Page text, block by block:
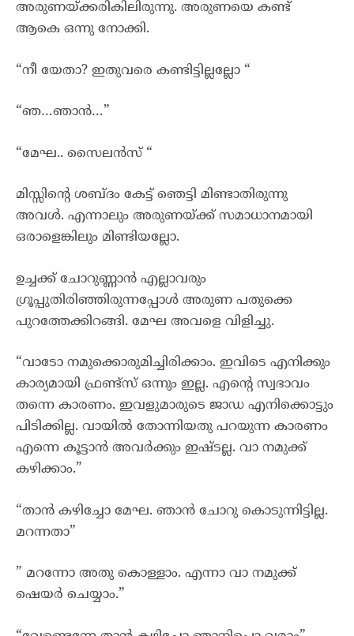
അരുണയ്ക്കരികിലിരുന്നു. അരുണയെ കണ്ട്
ആകെ ഒന്നു നോക്കി.
“നീ യേതാ? ഇതുവരെ കണ്ടിട്ടില്ലല്ലോ “
“ഞ…ഞാൻ…”
“മേഘ.. സൈലൻസ് “
മിസ്സിൻ്റെ ശബ്ദം കേട്ട് ഞെട്ടി മിണ്ടാതിരുന്നു
അവൾ. എന്നാലും അരുണയ്ക്ക് സമാധാനമായി
ഒരാളെങ്കിലും മിണ്ടിയല്ലോ.
ഉച്ചക്ക് ചോറുണ്ണാൻ എല്ലാവരും
ഗ്രൂപ്പുതിരിഞ്ഞിരുന്നപ്പോൾ അരുണ പതുക്കെ
പുറത്തേക്കിറങ്ങി. മേഘ അവളെ വിളിച്ചു.
“വാടോ നമുക്കൊരുമിച്ചിരിക്കാം. ഇവിടെ എനിക്കും
കാര്യമായി ഫ്രണ്ട്സ് ഒന്നും ഇല്ല. എൻ്റെ സ്വഭാവം
തന്നെ കാരണം. ഇവളുമാരുടെ ജാഡ എനിക്കൊട്ടും
പിടിക്കില്ല. വായിൽ തോന്നിയതു പറയുന്ന കാരണം
എന്നെ കൂട്ടാൻ അവർക്കും ഇഷ്ടല്ല. വാ നമുക്ക്
കഴിക്കാം.”
“താൻ കഴിച്ചോ മേഘ. ഞാൻ ചോറു കൊടുന്നിട്ടില്ല.
മറന്നതാ”
” മറന്നോ അതു കൊള്ളാം. എന്നാ വാ നമുക്ക്
ഷെയർ ചെയ്യാം.”